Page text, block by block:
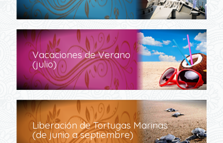
Vacaciones de Verano
(julio)
Liberación de Tortugas Marinas
(de junio a septiembre)